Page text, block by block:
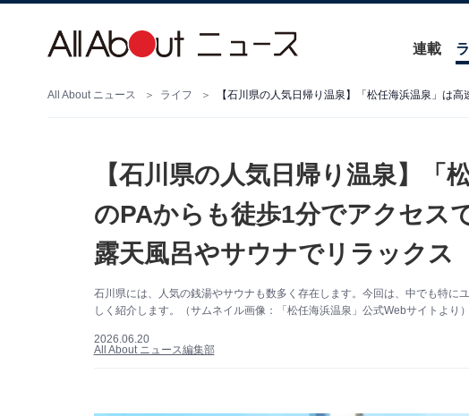
連載
All About ニュース ライフ
【石川県の人気日帰り温泉】「
のPAからも徒歩1分でアクセス
露天風呂やサウナでリラックス
石川県には、人気の銭湯やサウナも数多く存在します。今回は、中でも特に
しく紹介します。（サムネイル画像：「松任海浜温泉」公式Webサイトより）
2026.06.20
All About ニュース編集部